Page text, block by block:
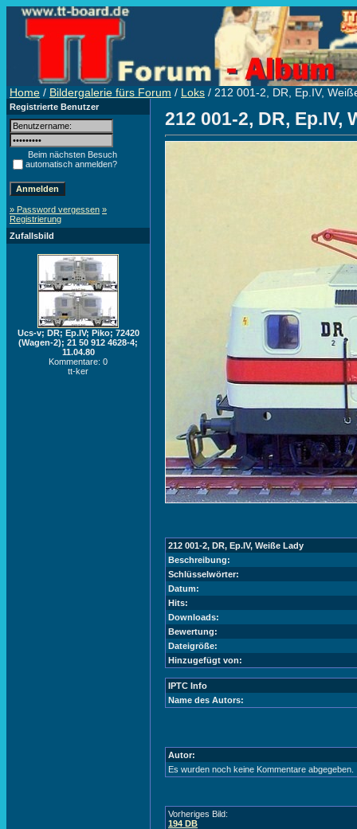
Home / Bildergalerie fürs Forum / Loks / 212 001-2, DR, Ep.IV,
Registrierte Benutzer
Beim nächsten Besuch
automatisch anmelden?
» Password vergessen »
Registrierung
Zufallsbild
Ucs-v; DR; Ep.IV; Piko; 72420
(Wagen-2); 21 50 912 4628-4;
11.04.80
Kommentare: 0
tt-ker
212 001-2, DR, Ep.IV,
212 001-2, DR, Ep.IV, Weiße Lady
Beschreibung:
Schlüsselwörter:
Datum:
Hits:
Downloads:
Bewertung:
Dateigröße:
Hinzugefügt von:
IPTC Info
Name des Autors:
Autor:
Es wurden noch keine Kommentare abgegeben.
Vorheriges Bild:
194 DB